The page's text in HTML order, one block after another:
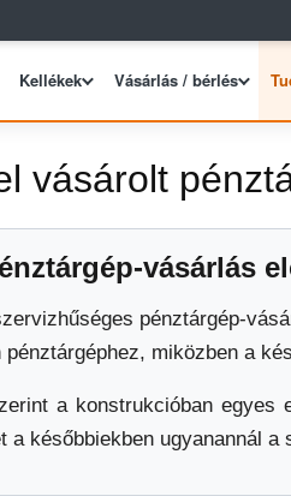
Kellékek Vásárlás / bérlés
vásárolt
vásárlás
pénztárgép-
pénztárgéphez, miközben a
a konstrukcióban egyes
a későbbiekben ugyanannál